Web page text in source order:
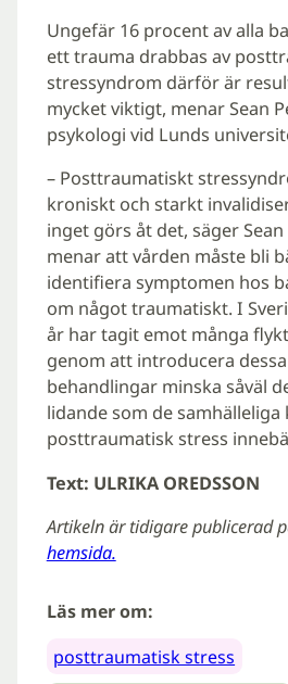
Ungefär 16 procent av alla
ett trauma drabbas av
stressyndrom därför är
mycket viktigt, menar Sean
psykologi vid Lunds
– Posttraumatiskt
kroniskt och starkt
inget görs åt det, säger
menar att vården måste bli
identifiera symptomen hos
om något traumatiskt. I
år har tagit emot många
genom att introducera
behandlingar minska såväl
lidande som de
posttraumatisk stress
Text: ULRIKA OREDSSON
Artikeln är tidigare publicerad
hemsida.
Läs mer om:
posttraumatisk stress